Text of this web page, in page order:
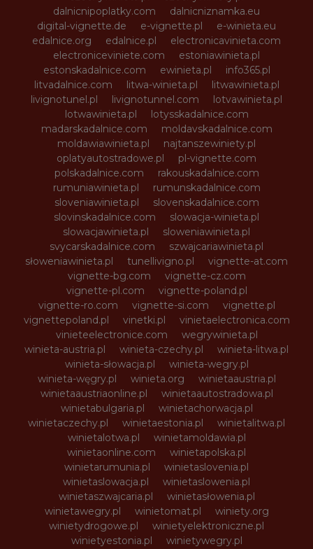
dalnicnipoplatky.com
dalnicniznamka.eu
digital-vignette.de
e-vignette.pl
e-winieta.eu
edalnice.org
edalnice.pl
electronicavinieta.com
electroniceviniete.com
estoniawinieta.pl
estonskadalnice.com
ewinieta.pl
info365.pl
litvadalnice.com
litwa-winieta.pl
litwawinieta.pl
livignotunel.pl
livignotunnel.com
lotvawinieta.pl
lotwawinieta.pl
lotysskadalnice.com
madarskadalnice.com
moldavskadalnice.com
moldawiawinieta.pl
najtanszewiniety.pl
oplatyautostradowe.pl
pl-vignette.com
polskadalnice.com
rakouskadalnice.com
rumuniawinieta.pl
rumunskadalnice.com
sloveniawinieta.pl
slovenskadalnice.com
slovinskadalnice.com
slowacja-winieta.pl
slowacjawinieta.pl
sloweniawinieta.pl
svycarskadalnice.com
szwajcariawinieta.pl
słoweniawinieta.pl
tunellivigno.pl
vignette-at.com
vignette-bg.com
vignette-cz.com
vignette-pl.com
vignette-poland.pl
vignette-ro.com
vignette-si.com
vignette.pl
vignettepoland.pl
vinetki.pl
vinietaelectronica.com
vinieteelectronice.com
wegrywinieta.pl
winieta-austria.pl
winieta-czechy.pl
winieta-litwa.pl
winieta-słowacja.pl
winieta-wegry.pl
winieta-węgry.pl
winieta.org
winietaaustria.pl
winietaaustriaonline.pl
winietaautostradowa.pl
winietabulgaria.pl
winietachorwacja.pl
winietaczechy.pl
winietaestonia.pl
winietalitwa.pl
winietalotwa.pl
winietamoldawia.pl
winietaonline.com
winietapolska.pl
winietarumunia.pl
winietaslovenia.pl
winietaslowacja.pl
winietaslowenia.pl
winietaszwajcaria.pl
winietasłowenia.pl
winietawegry.pl
winietomat.pl
winiety.org
winietydrogowe.pl
winietyelektroniczne.pl
winietyestonia.pl
winietywegry.pl